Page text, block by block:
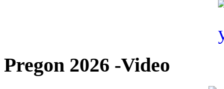
Pregon 2026 -Video